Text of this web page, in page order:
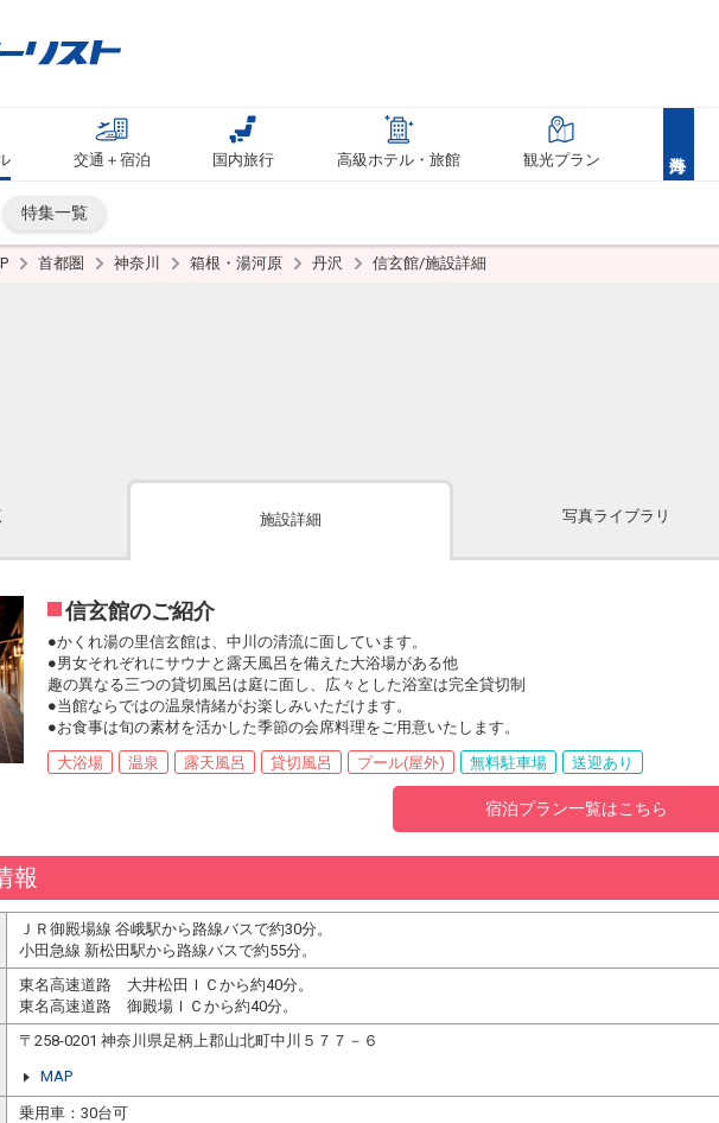
交通＋宿泊 国内旅行 高級ホテル・旅館 観光プラン
特集一覧
首都圏 神奈川 箱根・湯河原 丹沢 信玄館/施設詳細
施設詳細 写真ライブラリ
信玄館のご紹介
●かくれ湯の里信玄館は、中川の清流に面しています。
●男女それぞれにサウナと露天風呂を備えた大浴場がある他
趣の異なる三つの貸切風呂は庭に面し、広々とした浴室は完全貸切制
●当館ならではの温泉情緒がお楽しみいただけます。
●お食事は旬の素材を活かした季節の会席料理をご用意いたします。
大浴場
温泉 露天風呂 貸切風呂 プール(屋外) 無料駐車場 送迎あり
宿泊プラン一覧はこちら
報
ＪＲ御殿場線 谷峨駅から路線バスで約30分。
小田急線 新松田駅から路線バスで約55分。
東名高速道路 大井松田ＩＣから約40分。
東名高速道路 御殿場ＩＣから約40分。
〒258-0201 神奈川県足柄上郡山北町中川５７７－６
MAP
乗用車：30台可